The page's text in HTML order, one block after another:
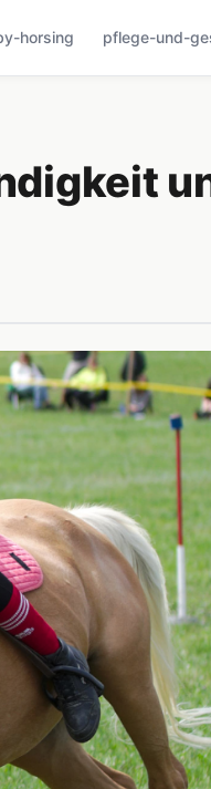
horsing pflege-und-